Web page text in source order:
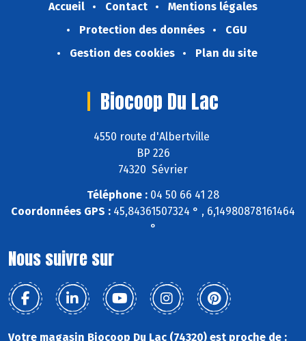
Accueil Contact
Mentions légales
Protection des données
CGU
Gestion des cookies
Plan du site
Biocoop Du Lac
4550 route d'Albertville
BP 226
74320 Sévrier
Téléphone : 04 50 66 41 28
Coordonnées GPS : 45,84361507324 ° , 6,14980878161464
°
Nous suivre sur
Votre magasin Biocoop Du Lac (74320) est proche de :